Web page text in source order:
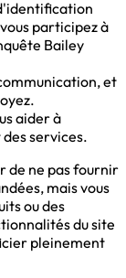
participez à
Bailey
et
aider à
services.
de ne pas fournir
mais vous
ou des
du site
pleinement